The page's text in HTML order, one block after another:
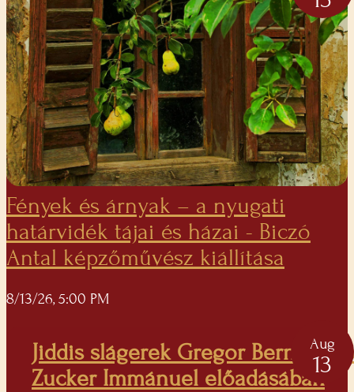
Fények és árnyak – a nyugati
határvidék tájai és házai - Biczó
Antal képzőművész kiállítása
8/13/26, 5:00 PM
Jiddis slágerek Gregor Bernadett
Zucker Immánuel előadásában
Aug
13